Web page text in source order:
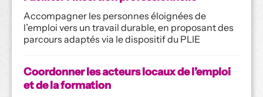
Accompagner les personnes éloignées de
l’emploi vers un travail durable, en proposant des
parcours adaptés via le dispositif du PLIE
Coordonner les acteurs locaux de l’emploi
et de la formation